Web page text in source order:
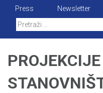
Press Newsletter
PROJEKCIJE